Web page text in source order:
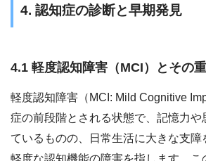
4. 認知症の診断と早期発見
4.1 軽度認知障害（MCI）とその
軽度認知障害（MCI: Mild Cognitive
症の前段階とされる状態で、記憶力や
ているものの、日常生活に大きな支
軽度な認知機能の障害を指します。こ